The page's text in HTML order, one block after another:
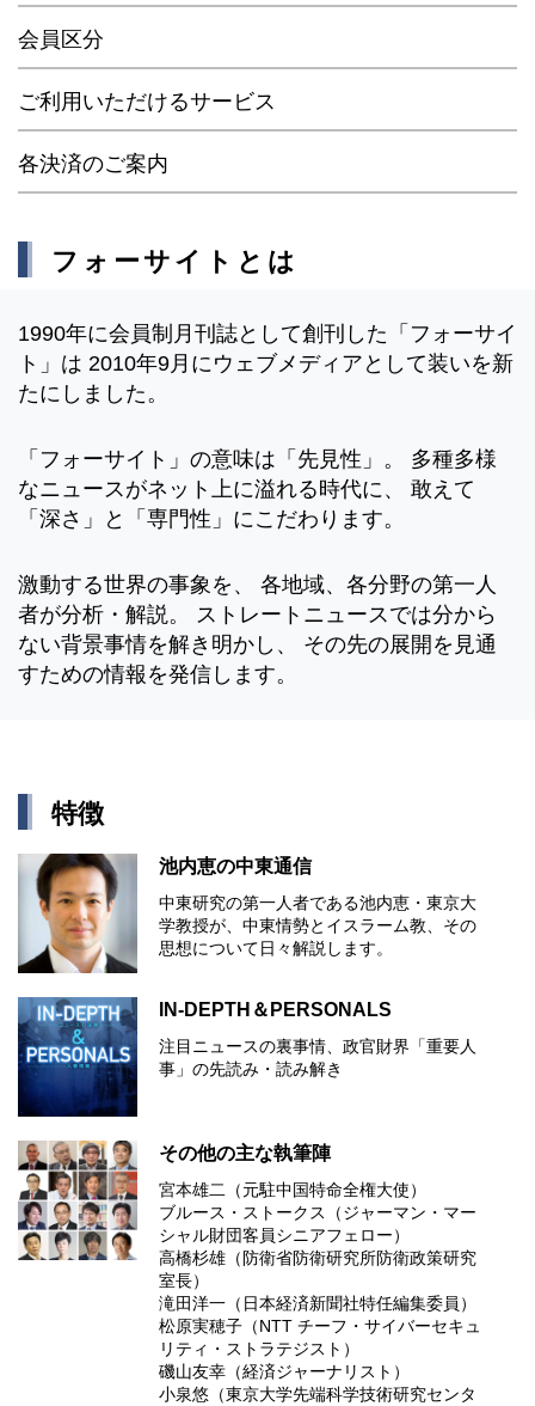
会員区分
ご利用いただけるサービス
各決済のご案内
フォーサイトとは
1990年に会員制月刊誌として創刊した「フォーサイ
ト」は 2010年9月にウェブメディアとして装いを新
たにしました。
「フォーサイト」の意味は「先見性」。 多種多様
なニュースがネット上に溢れる時代に、 敢えて
「深さ」と「専門性」にこだわります。
激動する世界の事象を、 各地域、各分野の第一人
者が分析・解説。 ストレートニュースでは分から
ない背景事情を解き明かし、 その先の展開を見通
すための情報を発信します。
特徴
池内恵の中東通信
中東研究の第⼀⼈者である池内恵・東京⼤
学教授が、中東情勢とイスラーム教、その
思想について⽇々解説します。
IN-DEPTH＆PERSONALS
注目ニュースの裏事情、政官財界「重要人
事」の先読み・読み解き
その他の主な執筆陣
宮本雄二（元駐中国特命全権大使）
ブルース・ストークス（ジャーマン・マー
シャル財団客員シニアフェロー）
高橋杉雄（防衛省防衛研究所防衛政策研究
室長）
滝田洋一（日本経済新聞社特任編集委員）
松原実穂子（NTT チーフ・サイバーセキュ
リティ・ストラテジスト）
磯山友幸（経済ジャーナリスト）
小泉悠（東京大学先端科学技術研究センタ